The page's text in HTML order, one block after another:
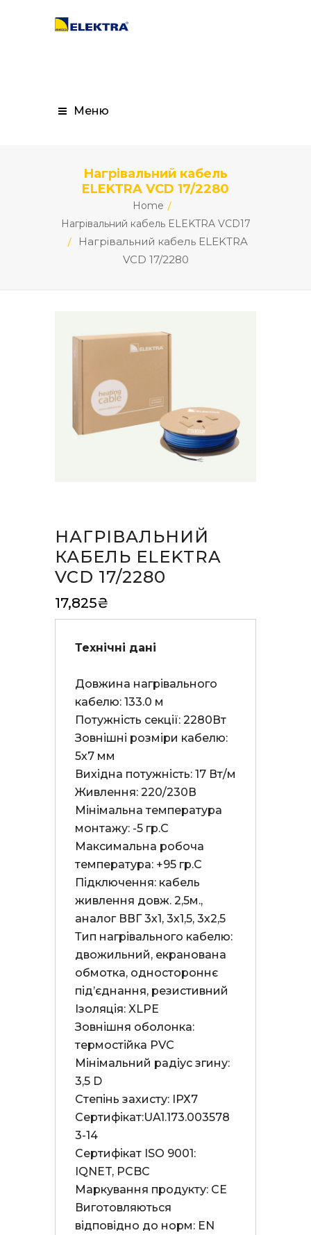
Меню
Нагрівальний кабель
ELEKTRA VCD 17/2280
Home
Нагрівальний кабель ELEKTRA VCD17
Нагрівальний кабель ELEKTRA
VCD 17/2280
НАГРІВАЛЬНИЙ
КАБЕЛЬ ELEKTRA
VCD 17/2280
17,825₴
Технічні дані
Довжина нагрівального
кабелю: 133.0 м
Потужність секції: 2280Вт
Зовнішні розміри кабелю:
5х7 мм
Вихідна потужність: 17 Вт/м
Живлення: 220/230В
Мінімальна температура
монтажу: -5 гр.С
Максимальна робоча
температура: +95 гр.С
Підключення: кабель
живлення довж. 2,5м.,
аналог ВВГ 3х1, 3х1,5, 3х2,5
Тип нагрівального кабелю:
двожильний, екранована
обмотка, одностороннє
під’єднання, резистивний
Ізоляція: XLPE
Зовнішня оболонка:
термостійка PVC
Мінімальний радіус згину:
3,5 D
Степінь захисту: ІРХ7
Сертифікат:UA1.173.003578
3-14
Сертифікат ISO 9001:
IQNET, PCBC
Маркування продукту: СЕ
Виготовляються
відповідно до норм: EN